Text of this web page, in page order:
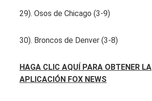
29). Osos de Chicago (3-9)
30). Broncos de Denver (3-8)
HAGA CLIC AQUÍ PARA OBTENER LA
APLICACIÓN FOX NEWS